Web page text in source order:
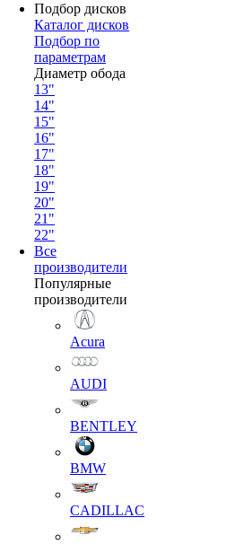
Подбор дисков
Каталог дисков
Подбор по
параметрам
Диаметр обода
13"
14"
15"
16"
17"
18"
19"
20"
21"
22"
Все
производители
Популярные
производители
Acura
AUDI
BENTLEY
BMW
CADILLAC